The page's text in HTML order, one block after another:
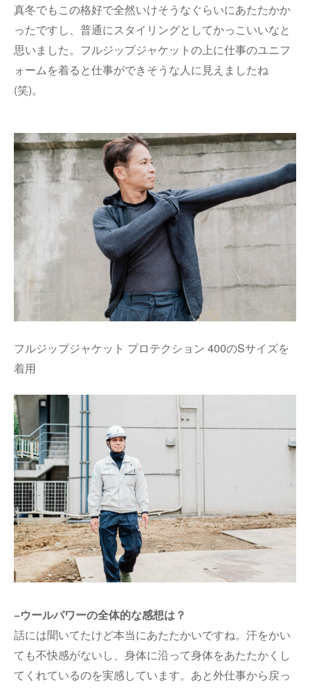
真冬でもこの格好で全然いけそうなぐらいにあたたかか
ったですし、普通にスタイリングとしてかっこいいなと
思いました。フルジップジャケットの上に仕事のユニフ
ォームを着ると仕事ができそうな人に見えましたね
(笑)。
フルジップジャケット プロテクション 400のSサイズを
着用
−ウールパワーの全体的な感想は？
話には聞いてたけど本当にあたたかいですね。汗をかい
ても不快感がないし、身体に沿って身体をあたたかくし
てくれているのを実感しています。あと外仕事から戻っ